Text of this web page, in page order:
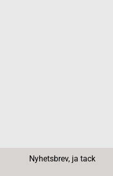
Nyhetsbrev, ja tack